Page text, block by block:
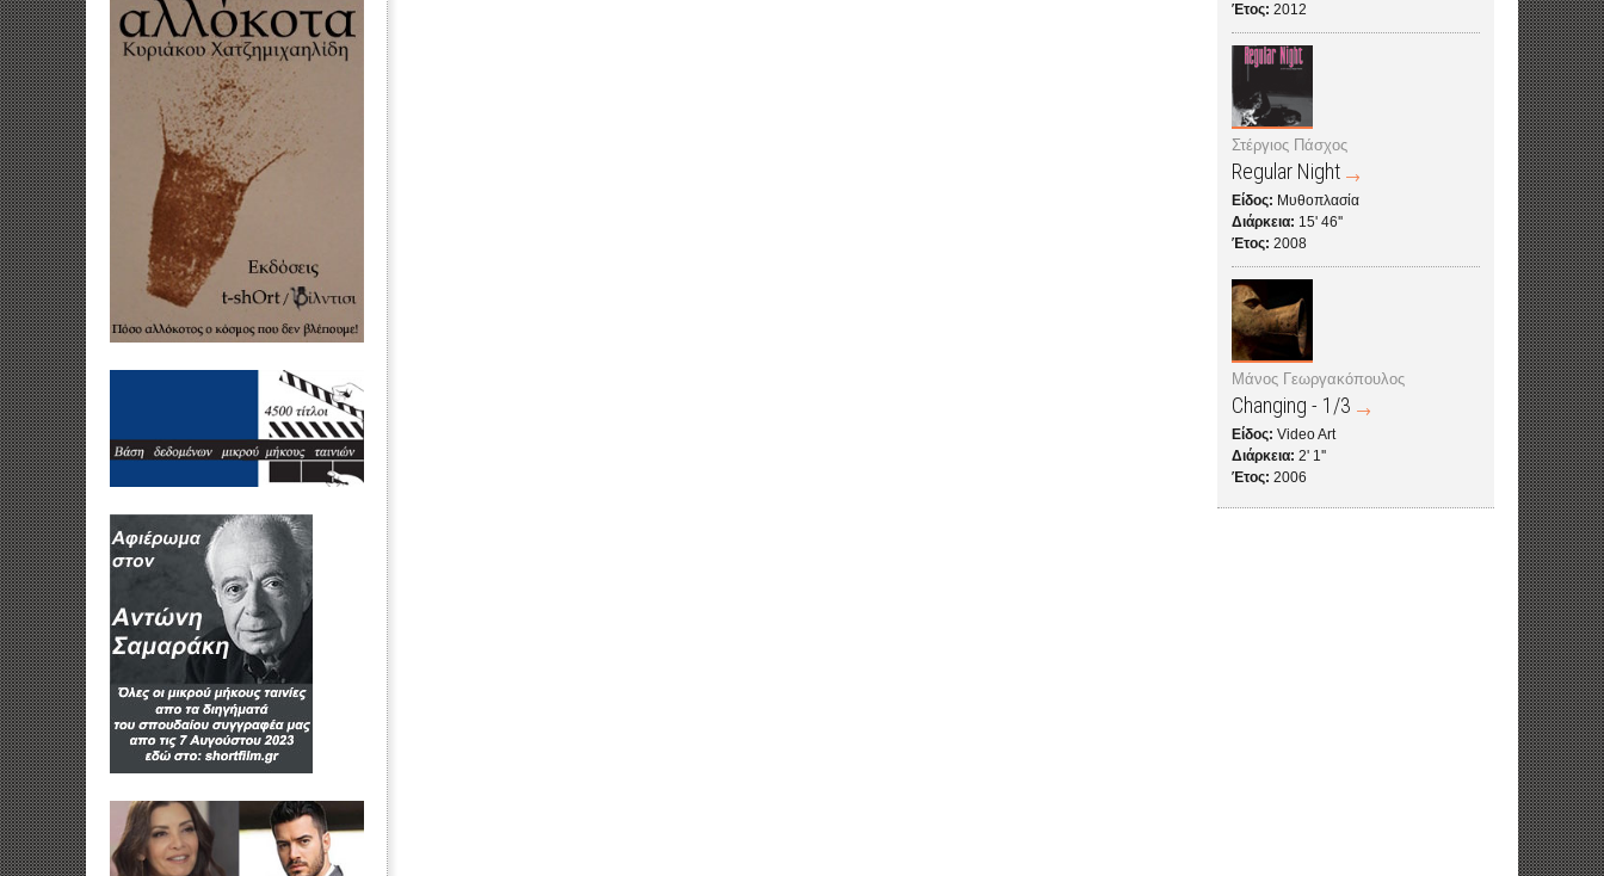
Έτος: 2012
Στέργιος Πάσχος
Regular Night
Είδος: Μυθοπλασία
Διάρκεια: 15' 46''
Έτος: 2008
Μάνος Γεωργακόπουλος
Changing - 1/3
Είδος: Video Art
Διάρκεια: 2' 1''
Έτος: 2006